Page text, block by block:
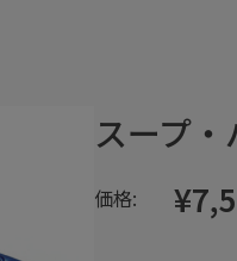
スープ
価格: